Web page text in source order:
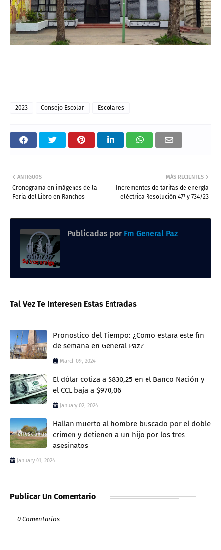
2023 Consejo Escolar Escolares
MÁS RECIENTES
Incrementos de tarifas de energía
eléctrica Resolución 477 y 734/23
ANTIGUOS
Cronograma en imágenes de la
Feria del Libro en Ranchos
Publicadas por Fm General Paz
Tal Vez Te Interesen Estas Entradas
Pronostico del Tiempo: ¿Como estara este fin
de semana en General Paz?
March 09, 2024
El dólar cotiza a $830,25 en el Banco Nación y
el CCL baja a $970,06
January 02, 2024
Hallan muerto al hombre buscado por el doble
crimen y detienen a un hijo por los tres
asesinatos
January 01, 2024
Publicar Un Comentario
0 Comentarios